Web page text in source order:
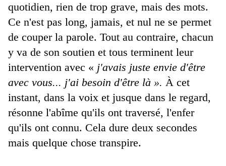
quotidien, rien de trop grave, mais des mots.
Ce n'est pas long, jamais, et nul ne se permet
de couper la parole. Tout au contraire, chacun
y va de son soutien et tous terminent leur
intervention avec « j'avais juste envie d'être
avec vous... j'ai besoin d'être là ». À cet
instant, dans la voix et jusque dans le regard,
résonne l'abîme qu'ils ont traversé, l'enfer
qu'ils ont connu. Cela dure deux secondes
mais quelque chose transpire.